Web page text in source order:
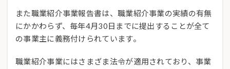
また職業紹介事業報告書は、職業紹介事業の実績の有無
にかかわらず、毎年4月30日までに提出することが全て
の事業主に義務付けられています。
職業紹介事業にはさまざま法令が適用されており、事業